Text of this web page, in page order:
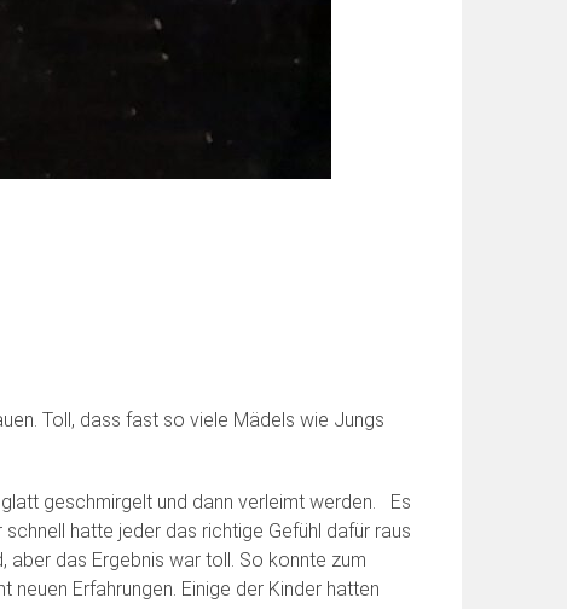
Toll, dass fast so viele Mädels wie Jungs
geschmirgelt und dann verleimt werden. Es
hatte jeder das richtige Gefühl dafür raus
aber das Ergebnis war toll. So konnte zum
Erfahrungen. Einige der Kinder hatten